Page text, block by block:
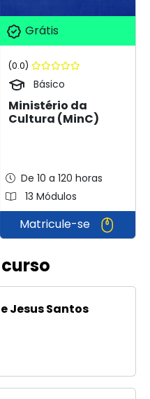
Grátis
(0.0)
Básico
Ministério da
Cultura (MinC)
De 10 a 120 horas
13 Módulos
Matricule-se
Jesus Santos